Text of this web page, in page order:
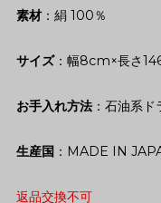
素材：絹 100％
サイズ：幅8cm×長さ
お手入れ方法：石油系ド
生産国 ：MADE IN
返品交換不可